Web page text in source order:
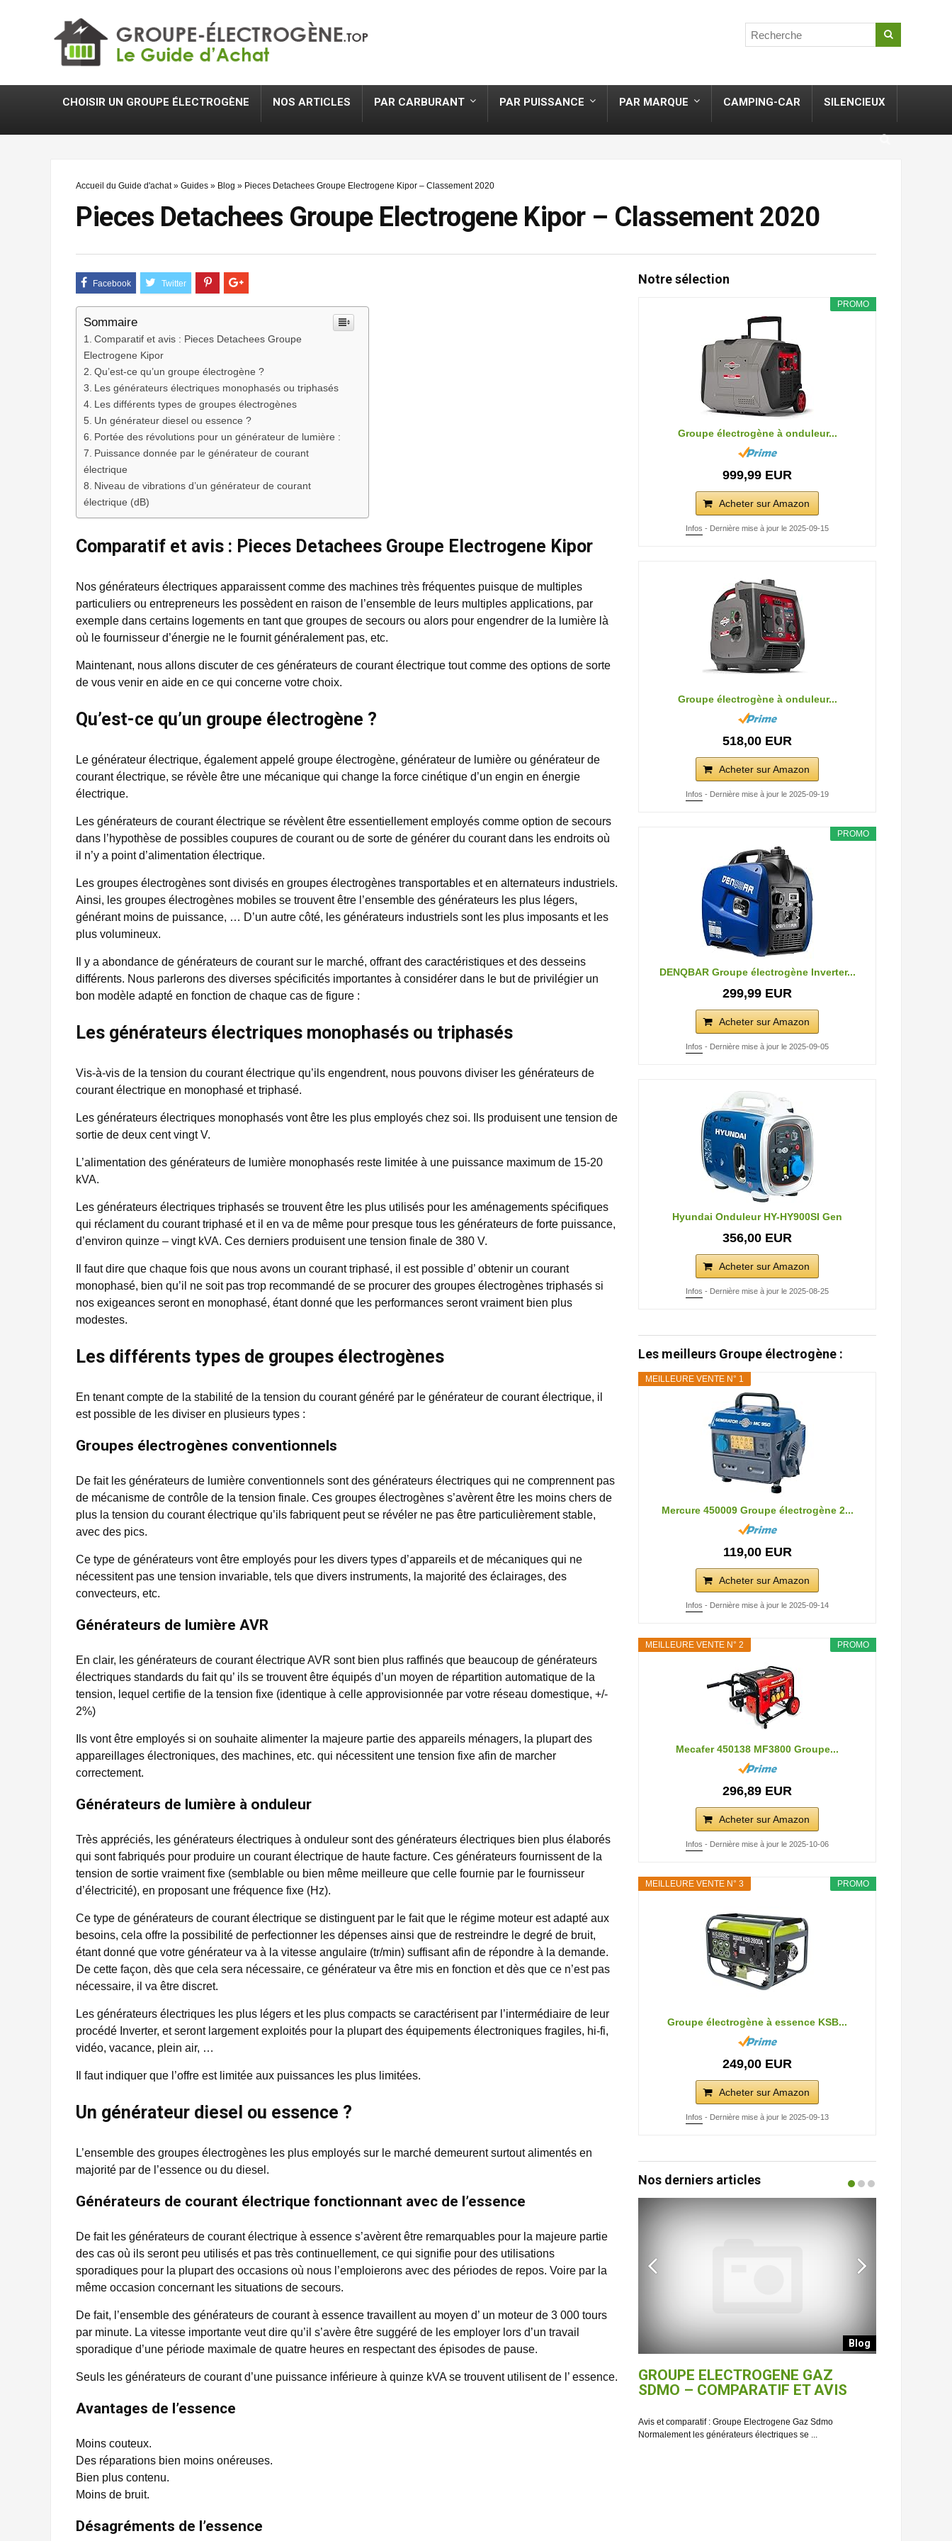
CHOISIR UN GROUPE ÉLECTROGÈNE NOS ARTICLES PAR CARBURANT PAR PUISSANCE PAR MARQUE CAMPING-CAR SILENCIEUX
Accueil du Guide d'achat» Guides » Blog » Pieces Detachees Groupe Electrogene Kipor – Classement 2020
Pieces Detachees Groupe Electrogene Kipor – Classement 2020
Sommaire
Comparatif et avis : Pieces Detachees Groupe
Electrogene Kipor
Qu’est-ce qu’un groupe électrogène ?
Les générateurs électriques monophasés ou triphasés
Les différents types de groupes électrogènes
Un générateur diesel ou essence ?
Portée des révolutions pour un générateur de lumière :
Puissance donnée par le générateur de courant
électrique
Niveau de vibrations d’un générateur de courant
électrique (dB)
Comparatif et avis : Pieces Detachees Groupe Electrogene Kipor
Nos générateurs électriques apparaissent comme des machines très fréquentes puisque de multiples
particuliers ou entrepreneurs les possèdent en raison de l’ensemble de leurs multiples applications, par
exemple dans certains logements en tant que groupes de secours ou alors pour engendrer de la lumière là
où le fournisseur d’énergie ne le fournit généralement pas, etc.
Maintenant, nous allons discuter de ces générateurs de courant électrique tout comme des options de sorte
de vous venir en aide en ce qui concerne votre choix.
Qu’est-ce qu’un groupe électrogène ?
Le générateur électrique, également appelé groupe électrogène, générateur de lumière ou générateur de
courant électrique, se révèle être une mécanique qui change la force cinétique d’un engin en énergie
électrique.
Les générateurs de courant électrique se révèlent être essentiellement employés comme option de secours
dans l’hypothèse de possibles coupures de courant ou de sorte de générer du courant dans les endroits où
il n’y a point d’alimentation électrique.
Les groupes électrogènes sont divisés en groupes électrogènes transportables et en alternateurs industriels.
Ainsi, les groupes électrogènes mobiles se trouvent être l’ensemble des générateurs les plus légers,
générant moins de puissance, … D’un autre côté, les générateurs industriels sont les plus imposants et les
plus volumineux.
Il y a abondance de générateurs de courant sur le marché, offrant des caractéristiques et des desseins
différents. Nous parlerons des diverses spécificités importantes à considérer dans le but de privilégier un
bon modèle adapté en fonction de chaque cas de figure :
Les générateurs électriques monophasés ou triphasés
Vis-à-vis de la tension du courant électrique qu’ils engendrent, nous pouvons diviser les générateurs de
courant électrique en monophasé et triphasé.
Les générateurs électriques monophasés vont être les plus employés chez soi. Ils produisent une tension de
sortie de deux cent vingt V.
L’alimentation des générateurs de lumière monophasés reste limitée à une puissance maximum de 15-20
kVA.
Les générateurs électriques triphasés se trouvent être les plus utilisés pour les aménagements spécifiques
qui réclament du courant triphasé et il en va de même pour presque tous les générateurs de forte puissance,
d’environ quinze – vingt kVA. Ces derniers produisent une tension finale de 380 V.
Il faut dire que chaque fois que nous avons un courant triphasé, il est possible d’ obtenir un courant
monophasé, bien qu’il ne soit pas trop recommandé de se procurer des groupes électrogènes triphasés si
nos exigeances seront en monophasé, étant donné que les performances seront vraiment bien plus
modestes.
Les différents types de groupes électrogènes
En tenant compte de la stabilité de la tension du courant généré par le générateur de courant électrique, il
est possible de les diviser en plusieurs types :
Groupes électrogènes conventionnels
De fait les générateurs de lumière conventionnels sont des générateurs électriques qui ne comprennent pas
de mécanisme de contrôle de la tension finale. Ces groupes électrogènes s’avèrent être les moins chers de
plus la tension du courant électrique qu’ils fabriquent peut se révéler ne pas être particulièrement stable,
avec des pics.
Ce type de générateurs vont être employés pour les divers types d’appareils et de mécaniques qui ne
nécessitent pas une tension invariable, tels que divers instruments, la majorité des éclairages, des
convecteurs, etc.
Générateurs de lumière AVR
En clair, les générateurs de courant électrique AVR sont bien plus raffinés que beaucoup de générateurs
électriques standards du fait qu’ ils se trouvent être équipés d’un moyen de répartition automatique de la
tension, lequel certifie de la tension fixe (identique à celle approvisionnée par votre réseau domestique, +/-
2%)
Ils vont être employés si on souhaite alimenter la majeure partie des appareils ménagers, la plupart des
appareillages électroniques, des machines, etc. qui nécessitent une tension fixe afin de marcher
correctement.
Générateurs de lumière à onduleur
Très appréciés, les générateurs électriques à onduleur sont des générateurs électriques bien plus élaborés
qui sont fabriqués pour produire un courant électrique de haute facture. Ces générateurs fournissent de la
tension de sortie vraiment fixe (semblable ou bien même meilleure que celle fournie par le fournisseur
d’électricité), en proposant une fréquence fixe (Hz).
Ce type de générateurs de courant électrique se distinguent par le fait que le régime moteur est adapté aux
besoins, cela offre la possibilité de perfectionner les dépenses ainsi que de restreindre le degré de bruit,
étant donné que votre générateur va à la vitesse angulaire (tr/min) suffisant afin de répondre à la demande.
De cette façon, dès que cela sera nécessaire, ce générateur va être mis en fonction et dès que ce n’est pas
nécessaire, il va être discret.
Les générateurs électriques les plus légers et les plus compacts se caractérisent par l’intermédiaire de leur
procédé Inverter, et seront largement exploités pour la plupart des équipements électroniques fragiles, hi-fi,
vidéo, vacance, plein air, …
Il faut indiquer que l’offre est limitée aux puissances les plus limitées.
Un générateur diesel ou essence ?
L’ensemble des groupes électrogènes les plus employés sur le marché demeurent surtout alimentés en
majorité par de l’essence ou du diesel.
Générateurs de courant électrique fonctionnant avec de l’essence
De fait les générateurs de courant électrique à essence s’avèrent être remarquables pour la majeure partie
des cas où ils seront peu utilisés et pas très continuellement, ce qui signifie pour des utilisations
sporadiques pour la plupart des occasions où nous l’emploierons avec des périodes de repos. Voire par la
même occasion concernant les situations de secours.
De fait, l’ensemble des générateurs de courant à essence travaillent au moyen d’ un moteur de 3 000 tours
par minute. La vitesse importante veut dire qu’il s’avère être suggéré de les employer lors d’un travail
sporadique d’une période maximale de quatre heures en respectant des épisodes de pause.
Seuls les générateurs de courant d’une puissance inférieure à quinze kVA se trouvent utilisent de l’ essence.
Avantages de l’essence
Moins couteux.
Des réparations bien moins onéreuses.
Bien plus contenu.
Moins de bruit.
Désagréments de l’essence
Notre sélection
PROMO
Groupe électrogène à onduleur...
999,99 EUR
Acheter sur Amazon
Infos - Dernière mise à jour le 2025-09-15
Groupe électrogène à onduleur...
518,00 EUR
Acheter sur Amazon
Infos - Dernière mise à jour le 2025-09-19
PROMO
DENQBAR Groupe électrogène Inverter...
299,99 EUR
Acheter sur Amazon
Infos - Dernière mise à jour le 2025-09-05
Hyundai Onduleur HY-HY900SI Gen
356,00 EUR
Acheter sur Amazon
Infos - Dernière mise à jour le 2025-08-25
Les meilleurs Groupe électrogène :
MEILLEURE VENTE N° 1
Mercure 450009 Groupe électrogène 2...
119,00 EUR
Acheter sur Amazon
Infos - Dernière mise à jour le 2025-09-14
PROMO
MEILLEURE VENTE N° 2
Mecafer 450138 MF3800 Groupe...
296,89 EUR
Acheter sur Amazon
Infos - Dernière mise à jour le 2025-10-06
PROMO
MEILLEURE VENTE N° 3
Groupe électrogène à essence KSB...
249,00 EUR
Acheter sur Amazon
Infos - Dernière mise à jour le 2025-09-13
Nos derniers articles
GROUPE ÉLECTROGÈNE
Blog
GROUPE ELECTROGENE GAZ
SDMO – COMPARATIF ET AVIS
Avis et comparatif : Groupe Electrogene Gaz Sdmo
Normalement les générateurs électriques se ...